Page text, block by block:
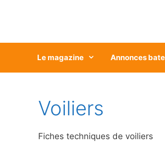
Le magazine Annonces
Voiliers
Fiches techniques de voiliers